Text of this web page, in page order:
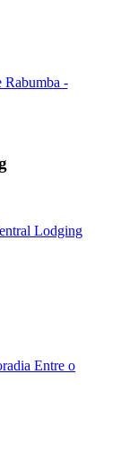
Rabumba -
Lodging
Entre o